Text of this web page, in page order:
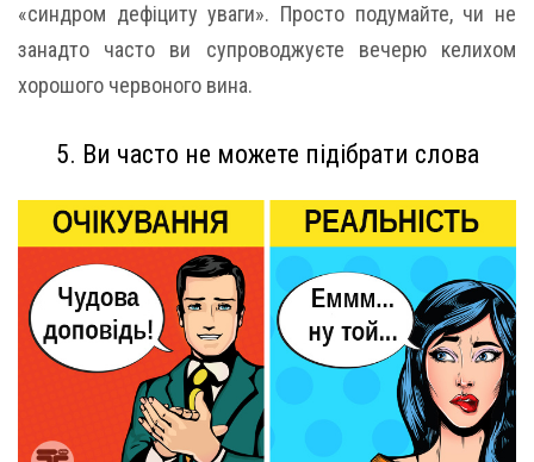
«синдром дефіциту уваги». Просто подумайте, чи не
занадто часто ви супроводжуєте вечерю келихом
хорошого червоного вина.
5. Ви часто не можете підібрати слова